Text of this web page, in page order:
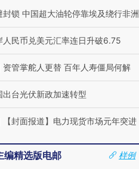
封锁 中国超大油轮停靠埃及绕行非洲
人民币兑美元汇率连日升破6.75
资管掌舵人更替 百年人寿僵局何解
出台光伏新政加速转型
【封面报道】电力现货市场元年突进
编精选版电邮
样例